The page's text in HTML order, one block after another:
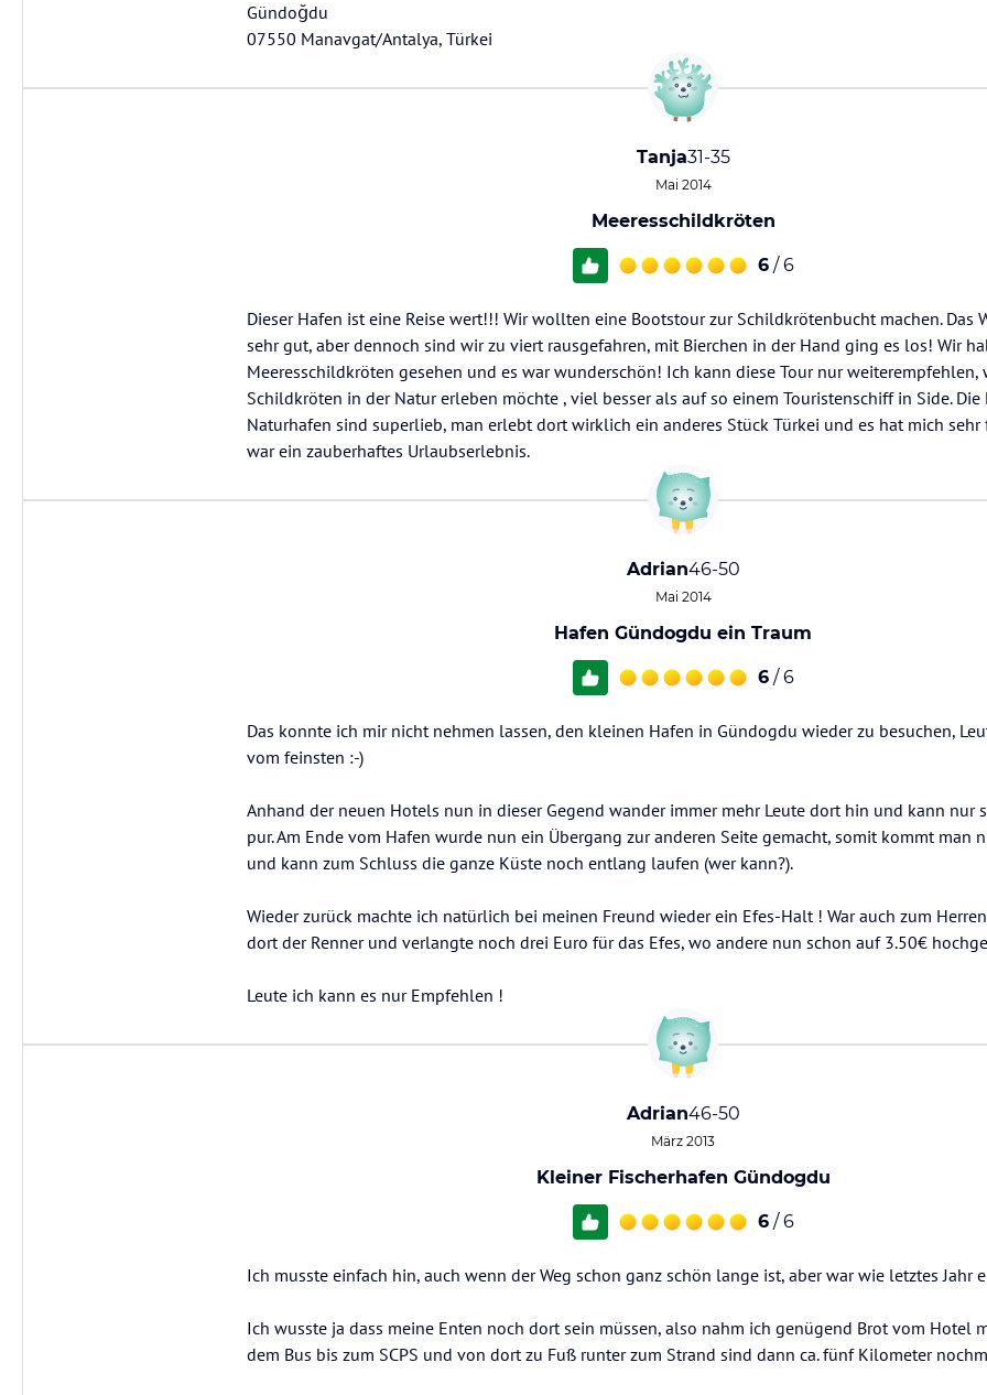
Gündoğdu
07550 Manavgat/Antalya, Türkei
Tanja31-35
Mai 2014
Meeresschildkröten
6 / 6
Dieser Hafen ist eine Reise wert!!! Wir wollten eine Bootstour zur Schildkrötenbucht machen. Das
sehr gut, aber dennoch sind wir zu viert rausgefahren, mit Bierchen in der Hand ging es los! Wir
Meeresschildkröten gesehen und es war wunderschön! Ich kann diese Tour nur weiterempfehlen,
Schildkröten in der Natur erleben möchte , viel besser als auf so einem Touristenschiff in Side. Die
Naturhafen sind superlieb, man erlebt dort wirklich ein anderes Stück Türkei und es hat mich sehr
war ein zauberhaftes Urlaubserlebnis.
Adrian46-50
Mai 2014
Hafen Gündogdu ein Traum
6 / 6
Das konnte ich mir nicht nehmen lassen, den kleinen Hafen in Gündogdu wieder zu besuchen,
vom feinsten :-)
Anhand der neuen Hotels nun in dieser Gegend wander immer mehr Leute dort hin und kann nur
pur. Am Ende vom Hafen wurde nun ein Übergang zur anderen Seite gemacht, somit kommt man
und kann zum Schluss die ganze Küste noch entlang laufen (wer kann?).
Wieder zurück machte ich natürlich bei meinen Freund wieder ein Efes-Halt ! War auch zum
dort der Renner und verlangte noch drei Euro für das Efes, wo andere nun schon auf 3.50€
Leute ich kann es nur Empfehlen !
Adrian46-50
März 2013
Kleiner Fischerhafen Gündogdu
6 / 6
Ich musste einfach hin, auch wenn der Weg schon ganz schön lange ist, aber war wie letztes Jahr
Ich wusste ja dass meine Enten noch dort sein müssen, also nahm ich genügend Brot vom Hotel
dem Bus bis zum SCPS und von dort zu Fuß runter zum Strand sind dann ca. fünf Kilometer